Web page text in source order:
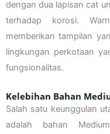
dengan dua lapisan cat
terhadap korosi.
memberikan tampilan
lingkungan perkotaan
fungsionalitas.
Kelebihan Bahan
Salah satu keunggulan
adalah bahan